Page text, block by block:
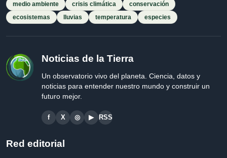
medio ambiente
crisis climática
conservación
ecosistemas
lluvias temperatura especies
Noticias de la Tierra
Un observatorio vivo del planeta. Ciencia, datos y
noticias para entender nuestro mundo y construir un
futuro mejor.
f X ◎ ▶ RSS
Red editorial